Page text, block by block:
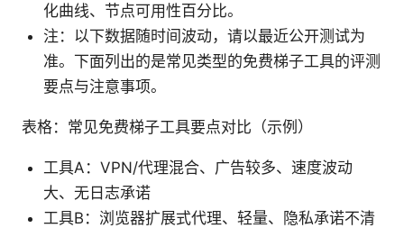
化曲线、节点可用性百分比。
注：以下数据随时间波动，请以最近公开测试为
准。下面列出的是常见类型的免费梯子工具的评测
要点与注意事项。
表格：常见免费梯子工具要点对比（示例）
工具A：VPN/代理混合、广告较多、速度波动
大、无日志承诺
工具B：浏览器扩展式代理、轻量、隐私承诺不清